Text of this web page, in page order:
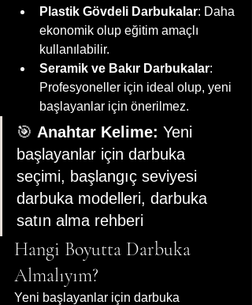
Plastik Gövdeli Darbukalar: Daha
ekonomik olup eğitim amaçlı
kullanılabilir.
Seramik ve Bakır Darbukalar:
Profesyoneller için ideal olup, yeni
başlayanlar için önerilmez.
🎯 Anahtar Kelime: Yeni
başlayanlar için darbuka
seçimi, başlangıç seviyesi
darbuka modelleri, darbuka
satın alma rehberi
Hangi Boyutta Darbuka
Almalıyım?
Yeni başlayanlar için darbuka